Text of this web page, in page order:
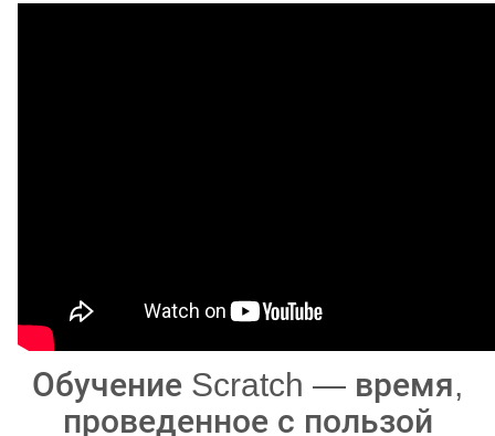
Обучение Scratch — время,
проведенное с пользой